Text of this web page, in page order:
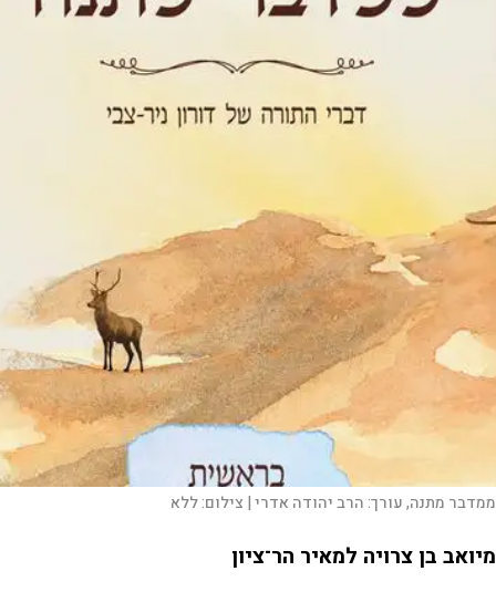
ממדבר מתנה, עורך: הרב יהודה אדרי | צילום:ללא
מיואב בן צרויה למאיר הר־ציון